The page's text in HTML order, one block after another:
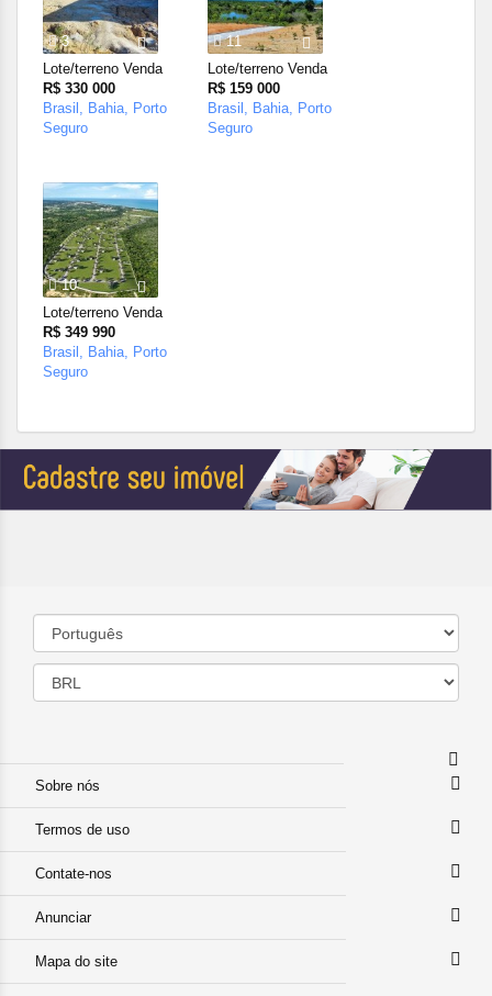
3
Lote/terreno Venda
R$ 330 000
Brasil, Bahia, Porto
Seguro
11
Lote/terreno Venda
R$ 159 000
Brasil, Bahia, Porto
Seguro
10
Lote/terreno Venda
R$ 349 990
Brasil, Bahia, Porto
Seguro
Sobre nós
Termos de uso
Contate-nos
Anunciar
Mapa do site